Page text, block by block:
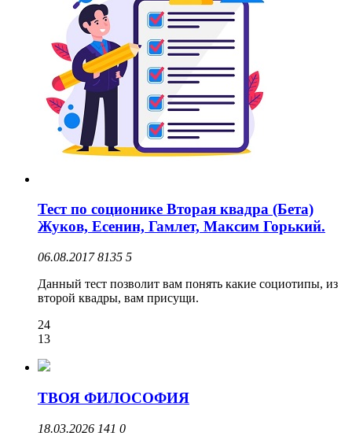
Тест по соционике Вторая квадра (Бета)
Жуков, Есенин, Гамлет, Максим Горький.
06.08.2017 8135 5
Данный тест позволит вам понять какие социотипы, из
второй квадры, вам присущи.
24
13
ТВОЯ ФИЛОСОФИЯ
18.03.2026 141 0